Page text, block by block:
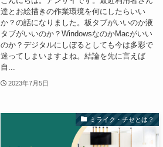
達とお絵描きの作業環境を何にしたらいい
か？の話になりました。板タブがいいのか液
タブがいいのか？WindowsなのかMacがいい
のか？デジタルにしぼるとしても今は多彩で
迷ってしまいますよね。結論を先に言えば
自...
2023年7月5日
ミライク・チセとは？